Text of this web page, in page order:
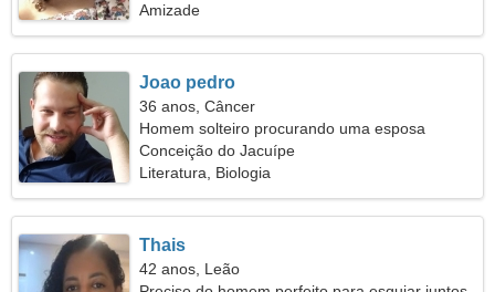
Amizade
Joao pedro
36 anos, Câncer
Homem solteiro procurando uma esposa
Conceição do Jacuípe
Literatura, Biologia
Thais
42 anos, Leão